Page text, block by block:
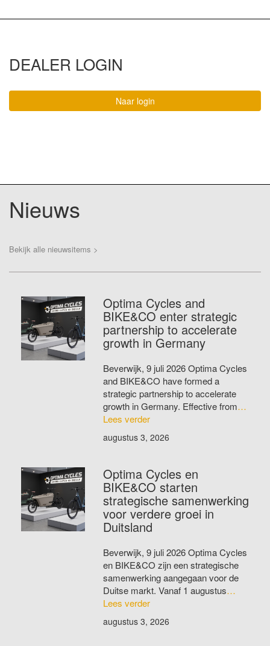
DEALER LOGIN
Naar login
Nieuws
Bekijk alle nieuwsitems >
Optima Cycles and
BIKE&CO enter strategic
partnership to accelerate
growth in Germany
Beverwijk, 9 juli 2026 Optima Cycles
and BIKE&CO have formed a
strategic partnership to accelerate
growth in Germany. Effective from…
Lees verder
augustus 3, 2026
Optima Cycles en
BIKE&CO starten
strategische samenwerking
voor verdere groei in
Duitsland
Beverwijk, 9 juli 2026 Optima Cycles
en BIKE&CO zijn een strategische
samenwerking aangegaan voor de
Duitse markt. Vanaf 1 augustus…
Lees verder
augustus 3, 2026